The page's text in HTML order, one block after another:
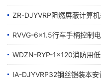
ZR-DJYVRP阻燃屏蔽计算
RVVG-6×1.5行车手柄控制
WDZN-RYP-1×120消防用
IA-DJYVRP32钢丝铠装本